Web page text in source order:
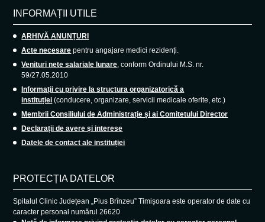
INFORMAȚII UTILE
ARHIVĂ ANUNȚURI
Acte necesare pentru angajare medici rezidenți.
Venituri nete salariale lunare , conform Ordinului M.S. nr.
59/27.05.2010
Informații cu privire la structura organizatorică a
instituției (conducere, organizare, servicii medicale oferite, etc.)
Membrii Consiliului de Administrație și ai Comitetului Director
Declarații de avere și interese
Datele de contact ale instituției
PROTECȚIA DATELOR
Spitalul Clinic Județean „Pius Brînzeu” Timișoara este operator de date cu
caracter personal numărul 26620